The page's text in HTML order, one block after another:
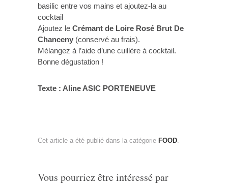
basilic entre vos mains et ajoutez-la au
cocktail
Ajoutez le Crémant de Loire Rosé Brut De
Chanceny (conservé au frais).
Mélangez à l’aide d’une cuillère à cocktail.
Bonne dégustation !
Texte : Aline ASIC PORTENEUVE
Cet article a été publié dans la catégorie FOOD.
Vous pourriez être intéressé par